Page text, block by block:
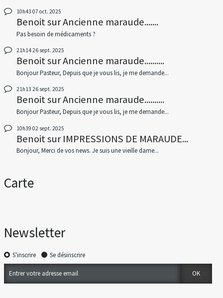
10h43 07 oct. 2025
BenoitsurAncienne maraude.......
Pas besoin de médicaments ?
21h1426 sept. 2025
BenoitsurAncienne maraude..........
Bonjour Pasteur, Depuis que je vous lis, je me demande...
21h13 26 sept. 2025
BenoitsurAncienne maraude..........
Bonjour Pasteur, Depuis que je vous lis, je me demande...
10h39 02 sept. 2025
BenoitsurIMPRESSIONS DE MARAUDE...
Bonjour, Merci de vos news. Je suis une vieille dame...
Carte
Newsletter
S'inscrire Se désinscrire